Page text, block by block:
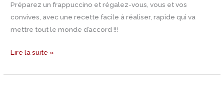
Préparez un frappuccino et régalez-vous, vous et vos
convives, avec une recette facile à réaliser, rapide qui va
mettre tout le monde d’accord !!!
Lire la suite »